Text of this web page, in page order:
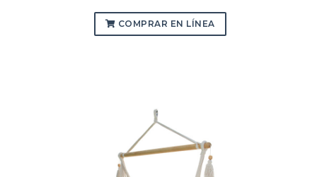
COMPRAR EN LÍNEA